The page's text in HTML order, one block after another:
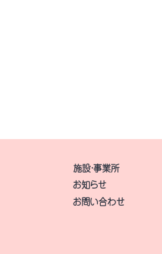
皐
施設・事業所
お知らせ
お問い合わせ